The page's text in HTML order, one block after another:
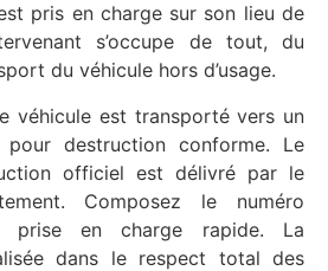
pris en charge sur son lieu de
s’occupe de tout, du
du véhicule hors d’usage.
véhicule est transporté vers un
destruction conforme. Le
officiel est délivré par le
Composez le numéro
prise en charge rapide. La
dans le respect total des